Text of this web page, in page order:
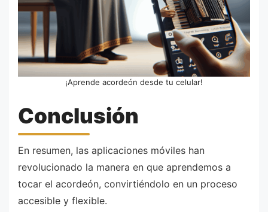
¡Aprende acordeón desde tu celular!
Conclusión
En resumen, las aplicaciones móviles han
revolucionado la manera en que aprendemos a
tocar el acordeón, convirtiéndolo en un proceso
accesible y flexible.